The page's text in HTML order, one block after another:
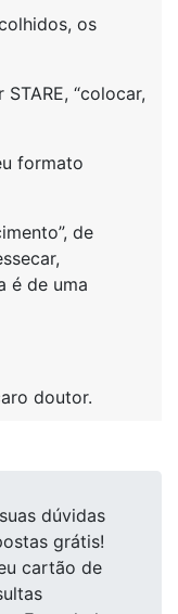
os
“colocar,
formato
de
é de uma
doutor.
dúvidas
grátis!
cartão de